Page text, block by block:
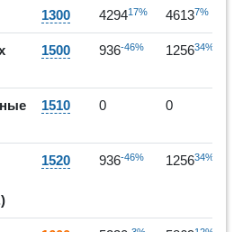
1300 429417% 46137%
1500 936-46% 125634%
1510 0 0
1520 936-46% 125634%